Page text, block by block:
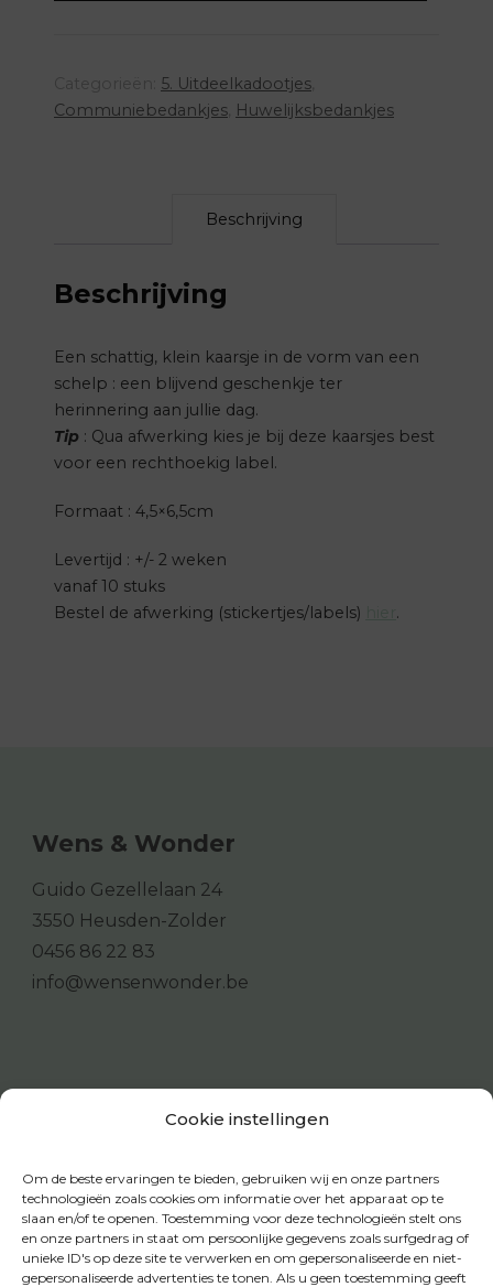
Cookie instellingen
Om de beste ervaringen te bieden, gebruiken wij en onze partners
technologieën zoals cookies om informatie over het apparaat op te
slaan en/of te openen. Toestemming voor deze technologieën stelt ons
en onze partners in staat om persoonlijke gegevens zoals surfgedrag of
unieke ID's op deze site te verwerken en om gepersonaliseerde en niet-
gepersonaliseerde advertenties te tonen. Als u geen toestemming geeft
5. Uitdeelkadootjes
Communiebedankjes Huwelijksbedankjes
Beschrijving
Beschrijving
Een schattig, klein kaarsje in de vorm van een
schelp : een blijvend geschenkje ter
herinnering aan jullie dag.
Tip : Qua afwerking kies je bij deze kaarsjes best
voor een rechthoekig label.
Formaat : 4,5×6,5cm
Levertijd : +/- 2 weken
vanaf 10 stuks
Bestel de afwerking (stickertjes/labels)
.
Wens & Wonder
Guido Gezellelaan 24
3550 Heusden-Zolder
0456 86 22 83
info@wensenwonder.be